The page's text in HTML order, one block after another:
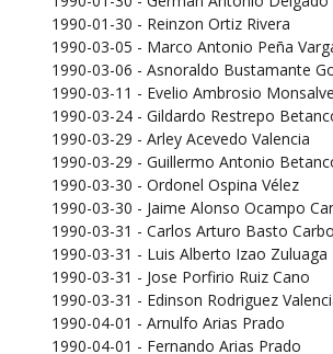
1990-01-30 - Reinzon Ortiz Rivera
1990-03-05 - Marco Antonio Peña
1990-03-06 - Asnoraldo Bustamante
1990-03-11 - Evelio Ambrosio
1990-03-24 - Gildardo Restrepo
1990-03-29 - Arley Acevedo Valencia
1990-03-29 - Guillermo Antonio
1990-03-30 - Ordonel Ospina Vélez
1990-03-30 - Jaime Alonso Ocampo
1990-03-31 - Carlos Arturo Basto
1990-03-31 - Luis Alberto Izao Zuluaga
1990-03-31 - Jose Porfirio Ruiz Cano
1990-03-31 - Edinson Rodriguez
1990-04-01 - Arnulfo Arias Prado
1990-04-01 - Fernando Arias Prado